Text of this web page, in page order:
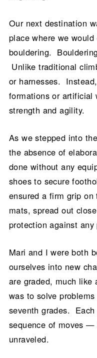
Our next destination
place where we
bouldering.
Unlike traditional
or harnesses.
formations or artificial
strength and agility.
As we stepped into
the absence of
done without any
shoes to secure
ensured a firm grip
mats, spread out
protection against
Mari and I were both
ourselves into new
are graded, much
was to solve
seventh grades.
sequence of moves
unraveled.